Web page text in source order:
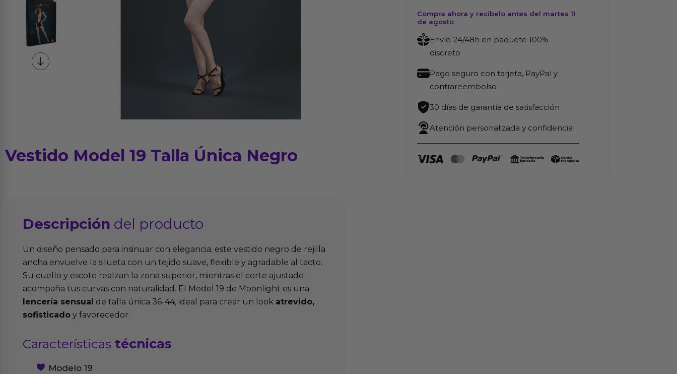
Vestido Model 19 Talla Única Negro
Descripción del producto
Un diseño pensado para insinuar con elegancia: este vestido negro de rejilla
ancha envuelve la silueta con un tejido suave, flexible y agradable al tacto.
Su cuello y escote realzan la zona superior, mientras el corte ajustado
acompaña tus curvas con naturalidad. El Model 19 de Moonlight es una
lencería sensual de talla única 36-44, ideal para crear un look atrevido,
sofisticado y favorecedor.
Características técnicas
Modelo 19
Compra ahora y recíbelo antes del martes 11
de agosto
Envío 24/48h en paquete 100%
discreto
Pago seguro con tarjeta, PayPal y
contrareembolso
30 días de garantía de satisfacción
Atención personalizada y confidencial